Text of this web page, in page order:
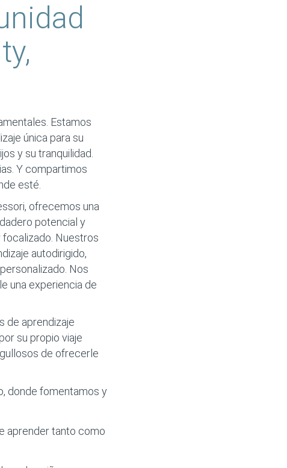
Estamos
única para su
y su tranquilidad.
Y compartimos
esté.
ofrecemos una
potencial y
Nuestros
autodirigido,
Nos
una experiencia de
de aprendizaje
su propio viaje
de ofrecerle
donde fomentamos y
aprender tanto como